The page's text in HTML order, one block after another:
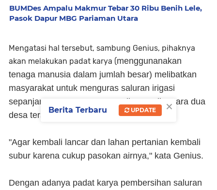
BUMDes Ampalu Makmur Tebar 30 Ribu Benih Lele,
Pasok Dapur MBG Pariaman Utara
Mengatasi hal tersebut, sambung Genius, pihaknya
akan melakukan padat karya (menggunanakan
tenaga manusia dalam jumlah besar) melibatkan
masyarakat untuk menguras saluran irigasi
sepanjang 800 meter yang melintang di antara dua
desa tersebut.
"Agar kembali lancar dan lahan pertanian kembali
subur karena cukup pasokan airnya," kata Genius.
Dengan adanya padat karya pembersihan saluran
×
Berita Terbaru UPDATE